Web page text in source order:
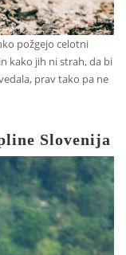
požgejo celotni
kako jih ni strah, da bi
prav tako pa ne
Slovenija